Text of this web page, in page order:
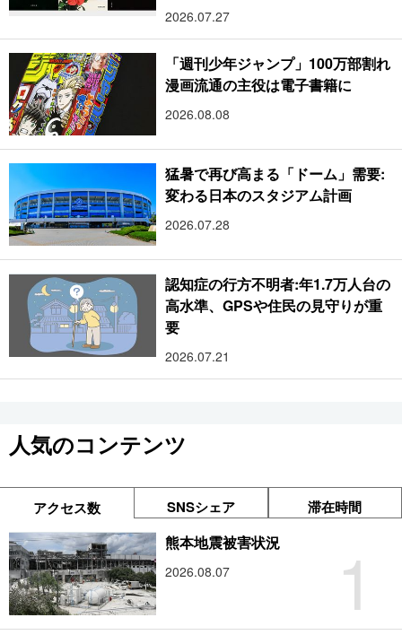
2026.07.27
「週刊少年ジャンプ」100万部割れ
漫画流通の主役は電子書籍に
2026.08.08
猛暑で再び高まる「ドーム」需要:
変わる日本のスタジアム計画
2026.07.28
認知症の行方不明者:年1.7万人台の
高水準、GPSや住民の見守りが重
要
2026.07.21
人気のコンテンツ
アクセス数 SNSシェア 滞在時間
1
熊本地震被害状況
2026.08.07